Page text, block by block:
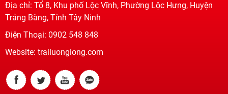
Địa chỉ: Tổ 8, Khu phố Lộc Vĩnh, Phường Lộc Hưng, Huyện
Trảng Bàng, Tỉnh Tây Ninh
Điện Thoại: 0902 548 848
Website: trailuongiong.com